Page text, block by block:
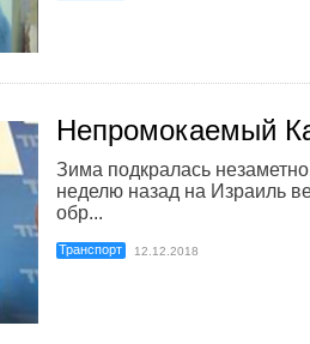
Непромокаемый
Зима подкралась
неделю назад на Израиль
обр...
Транспорт 12.12.2018